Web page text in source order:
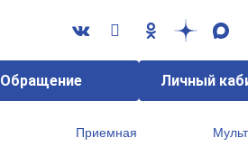
Обращение Личный
Приемная